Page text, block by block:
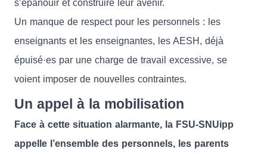
s’épanouir et construire leur avenir.
Un manque de respect pour les personnels : les
enseignants et les enseignantes, les AESH, déjà
épuisé·es par une charge de travail excessive, se
voient imposer de nouvelles contraintes.
Un appel à la mobilisation
Face à cette situation alarmante, la FSU-SNUipp
appelle l’ensemble des personnels, les parents